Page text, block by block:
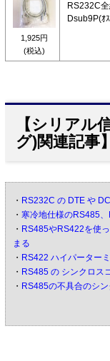
1,925円
(税込)
RS232C
Dsub9P(ｵ
【シリアル
グ)関連記事】
・ RS232C の DTE や
・ 寒冷地仕様のRS485、
・ RS485やRS422を使
まる
・ RS422 ハイパーター
・ RS485 の シンクロス
・ RS485の不具合のシ